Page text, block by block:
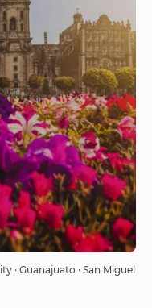
· Guanajuato · San Miguel